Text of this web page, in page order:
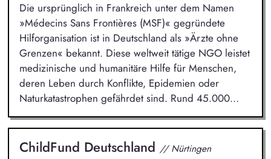
Die ursprünglich in Frankreich unter dem Namen
»Médecins Sans Frontières (MSF)« gegründete
Hilforganisation ist in Deutschland als »Ärzte ohne
Grenzen« bekannt. Diese weltweit tätige NGO leistet
medizinische und humanitäre Hilfe für Menschen,
deren Leben durch Konflikte, Epidemien oder
Naturkatastrophen gefährdet sind. Rund 45.000...
ChildFund Deutschland // Nürtingen